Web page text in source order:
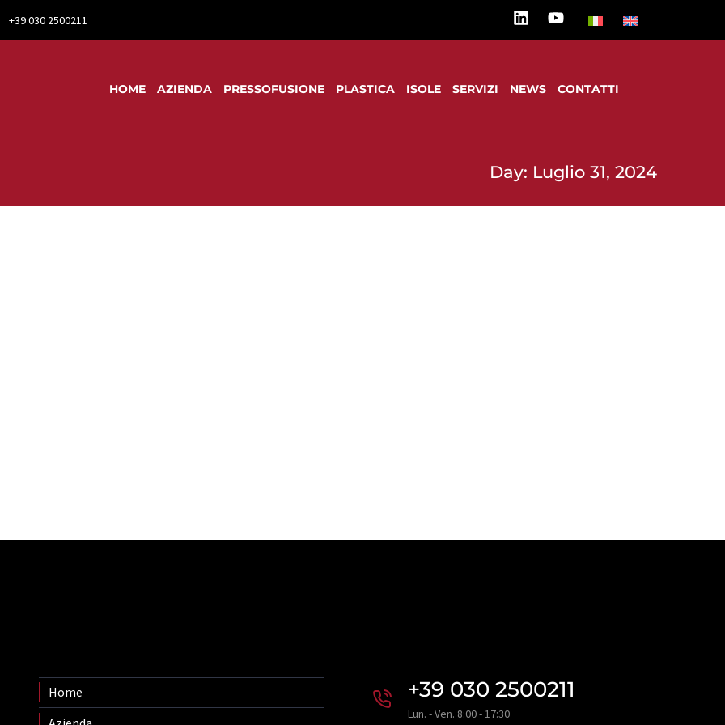
+39 030 2500211
HOME AZIENDA PRESSOFUSIONE PLASTICA ISOLE SERVIZI NEWS CONTATTI
Day: Luglio 31, 2024
Home
+39 030 2500211
Lun. - Ven. 8:00 - 17:30